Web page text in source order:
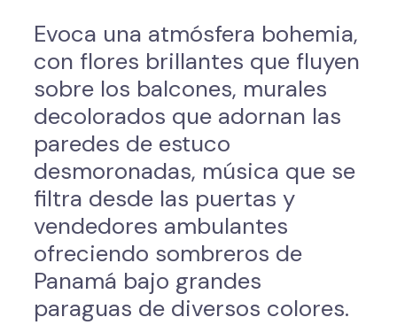
Evoca una atmósfera bohemia,
con flores brillantes que fluyen
sobre los balcones, murales
decolorados que adornan las
paredes de estuco
desmoronadas, música que se
filtra desde las puertas y
vendedores ambulantes
ofreciendo sombreros de
Panamá bajo grandes
paraguas de diversos colores.